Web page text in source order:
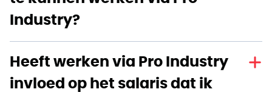
Industry?
Heeft werken via Pro Industry
invloed op het salaris dat ik